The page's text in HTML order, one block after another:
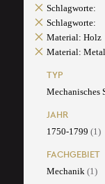
Schlagworte:
Schlagworte:
Material: Holz
Material:
TYP
Mechanisches
JAHR
1750-1799 (1)
FACHGEBIET
Mechanik (1)